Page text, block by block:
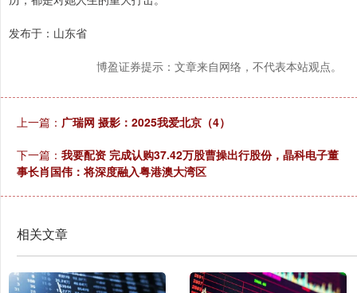
发布于：山东省
博盈证券提示：文章来自网络，不代表本站观点。
上一篇： 广瑞网 摄影：2025我爱北京（4）
下一篇： 我要配资 完成认购37.42万股曹操出行股份，晶科电子董
事长肖国伟：将深度融入粤港澳大湾区
相关文章